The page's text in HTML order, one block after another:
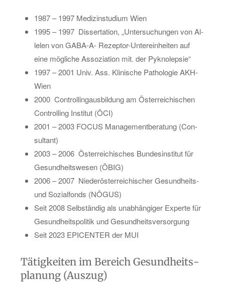
1987 – 1997 Me­di­zin­stu­di­um Wien
1995 – 1997 Dis­ser­ta­ti­on, „Un­ter­su­chun­gen von Al­
le­len von GA­BA-A- Re­zep­tor-Un­ter­ein­hei­ten auf
eine mög­li­che As­so­zia­ti­on mit. der Py­kn­olep­sie“
1997 – 2001 Univ. Ass. Kli­ni­sche Pa­tho­lo­gie AKH-
Wien
2000 Con­trol­lin­g­aus­bil­dung am Ös­ter­rei­chi­schen
Con­trol­ling In­sti­tut (ÖCI)
2001 – 2003 FOCUS Ma­nage­ment­be­ra­tung (Con­
sul­tant)
2003 – 2006 Ös­ter­rei­chi­sches Bun­des­in­sti­tut für
Ge­sund­heits­we­sen (ÖBIG)
2006 – 2007 Nie­der­ös­ter­rei­chi­scher Ge­sund­heits-
und So­zi­al­fonds (NÖGUS)
Seit 2008 Selb­stän­dig als un­ab­hän­gi­ger Ex­per­te für
Ge­sund­heits­po­li­tik und Ge­sund­heits­ver­sor­gung
Seit 2023 EPI­CEN­TER der MUI
Tä­tig­kei­ten im Be­reich Ge­sund­heits­
pla­nung (Aus­zug)